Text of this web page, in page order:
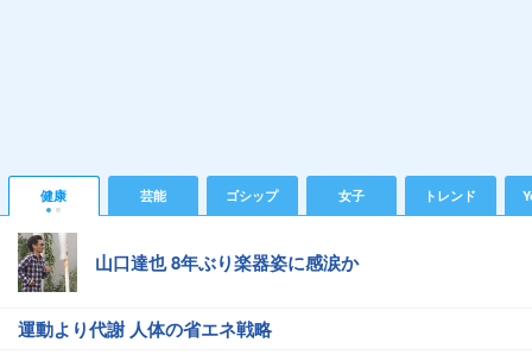
健康 芸能 ゴシップ 女子 トレンド
山口達也 8年ぶり楽器姿に感涙か
運動より代謝 人体の省エネ戦略